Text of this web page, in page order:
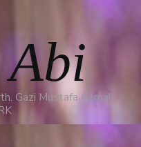
Gazi Mustafa Kemal